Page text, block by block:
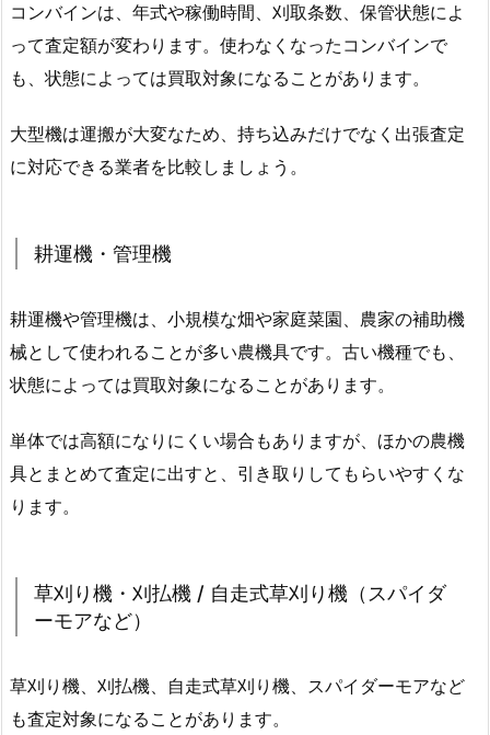
コンバインは、年式や稼働時間、刈取条数、保管状態によ
って査定額が変わります。使わなくなったコンバインで
も、状態によっては買取対象になることがあります。
大型機は運搬が大変なため、持ち込みだけでなく出張査定
に対応できる業者を比較しましょう。
耕運機・管理機
耕運機や管理機は、小規模な畑や家庭菜園、農家の補助機
械として使われることが多い農機具です。古い機種でも、
状態によっては買取対象になることがあります。
単体では高額になりにくい場合もありますが、ほかの農機
具とまとめて査定に出すと、引き取りしてもらいやすくな
ります。
草刈り機・刈払機 / 自走式草刈り機（スパイダ
ーモアなど）
草刈り機、刈払機、自走式草刈り機、スパイダーモアなど
も査定対象になることがあります。